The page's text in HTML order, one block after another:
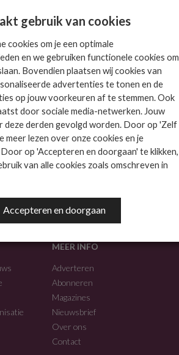
MEER INFO
Adverteren
Abonneren
Magazines
Nieuwsbrief
Over ons
Contact
gebruik van cookies
cookies om je een optimale
en we gebruiken functionele cookies om
Bovendien plaatsen wij cookies van
advertenties te tonen en de
op jouw voorkeuren af te stemmen. Ook
door sociale media-netwerken. Jouw
derden gevolgd worden. Door op 'Zelf
meer lezen over onze cookies en je
op 'Accepteren en doorgaan' te klikken,
van alle cookies zoals omschreven in
Accepteren en doorgaan